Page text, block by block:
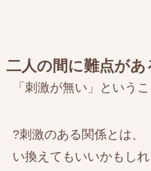
二人の間に難点が
「刺激が無い」という
?刺激のある関係とは、
い換えてもいいかもしれ